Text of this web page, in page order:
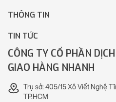
THÔNG TIN
TIN TỨC
CÔNG TY CỔ PHẦN
GIAO HÀNG NHANH
Trụ sở: 405/15 Xô Viết Nghệ
TP.HCM